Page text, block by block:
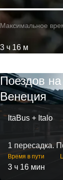
Максимальное
3 ч 16 м
Поездов
Венеция
ItaBus + Italo
1 пересадка.
Время в пути
3 ч 16 мин